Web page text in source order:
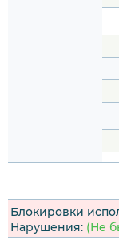
Блокировки
Нарушения: (Не